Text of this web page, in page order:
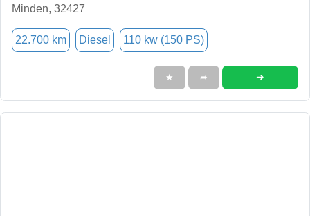
Minden, 32427
22.700 km Diesel 110 kw (150 PS)
★ ➦ ➜